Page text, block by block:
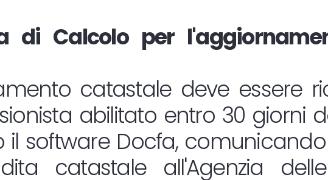
di Calcolo per
catastale deve essere
abilitato entro 30 giorni
il software Docfa,
catastale all'Agenzia